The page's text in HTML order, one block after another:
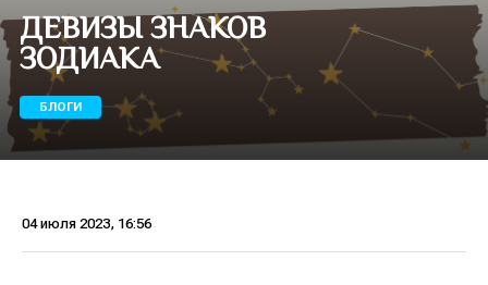
ДЕВИЗЫ ЗНАКОВ
ЗОДИАКА
БЛОГИ
04 июля 2023, 16:56